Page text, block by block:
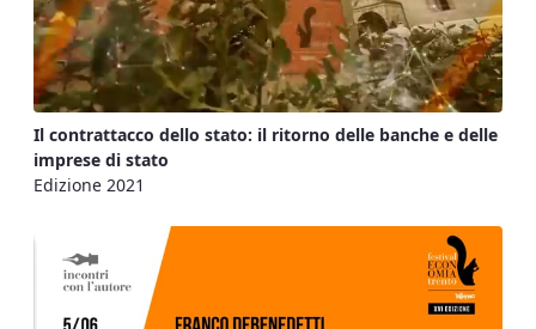
Il contrattacco dello stato: il ritorno delle banche e delle
imprese di stato
Edizione 2021